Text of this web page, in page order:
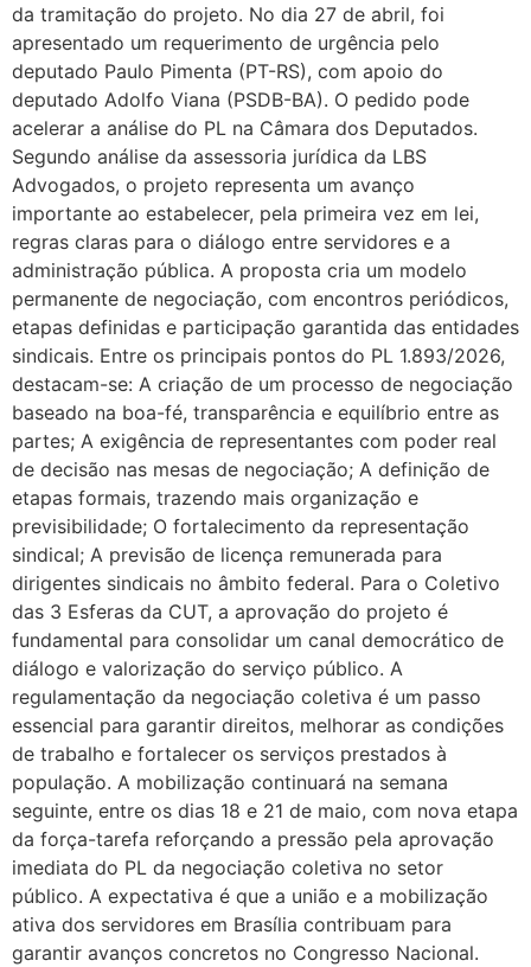
da tramitação do projeto. No dia 27 de abril, foi
apresentado um requerimento de urgência pelo
deputado Paulo Pimenta (PT-RS), com apoio do
deputado Adolfo Viana (PSDB-BA). O pedido pode
acelerar a análise do PL na Câmara dos Deputados.
Segundo análise da assessoria jurídica da LBS
Advogados, o projeto representa um avanço
importante ao estabelecer, pela primeira vez em lei,
regras claras para o diálogo entre servidores e a
administração pública. A proposta cria um modelo
permanente de negociação, com encontros periódicos,
etapas definidas e participação garantida das entidades
sindicais. Entre os principais pontos do PL 1.893/2026,
destacam-se: A criação de um processo de negociação
baseado na boa-fé, transparência e equilíbrio entre as
partes; A exigência de representantes com poder real
de decisão nas mesas de negociação; A definição de
etapas formais, trazendo mais organização e
previsibilidade; O fortalecimento da representação
sindical; A previsão de licença remunerada para
dirigentes sindicais no âmbito federal. Para o Coletivo
das 3 Esferas da CUT, a aprovação do projeto é
fundamental para consolidar um canal democrático de
diálogo e valorização do serviço público. A
regulamentação da negociação coletiva é um passo
essencial para garantir direitos, melhorar as condições
de trabalho e fortalecer os serviços prestados à
população. A mobilização continuará na semana
seguinte, entre os dias 18 e 21 de maio, com nova etapa
da força-tarefa reforçando a pressão pela aprovação
imediata do PL da negociação coletiva no setor
público. A expectativa é que a união e a mobilização
ativa dos servidores em Brasília contribuam para
garantir avanços concretos no Congresso Nacional.